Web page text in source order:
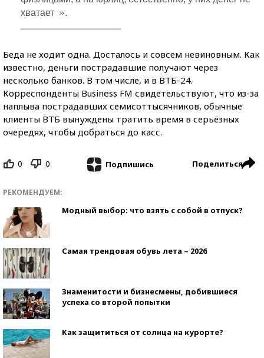
хватает ».
Беда не ходит одна. Досталось и совсем невиновным. Как
известно, деньги пострадавшие получают через
несколько банков. В том числе, и в ВТБ-24.
Корреспонденты Business FM свидетельствуют, что из-за
наплыва пострадавших семисоттысячников, обычные
клиенты ВТБ вынуждены тратить время в серьёзных
очередях, чтобы добраться до касс.
0 0 Подпишись Поделиться
РЕКОМЕНДУЕМ:
Модный выбор: что взять с собой в отпуск?
Самая трендовая обувь лета – 2026
Знаменитости и бизнесмены, добившиеся
успеха со второй попытки
Как защититься от солнца на курорте?